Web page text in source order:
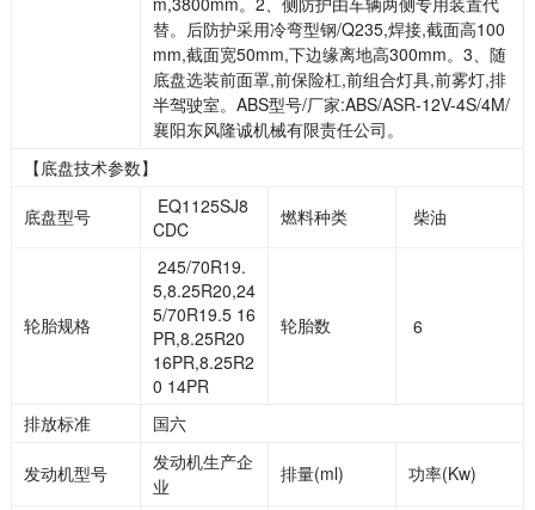
替。后防护采用冷弯型钢/Q235,焊接,截面高100
mm,截面宽50mm,下边缘离地高300mm。3、随
底盘选装前面罩,前保险杠,前组合灯具,前雾灯,排
半驾驶室。ABS型号/厂家:ABS/ASR-12V-4S/4M/
襄阳东风隆诚机械有限责任公司。
【底盘技术参数】
底盘型号
EQ1125SJ8
CDC
燃料种类 柴油
轮胎规格
245/70R19.
5,8.25R20,24
5/70R19.5 16
PR,8.25R20
16PR,8.25R2
0 14PR
轮胎数 6
排放标准 国六
发动机型号
发动机生产企
业
排量(ml) 功率(Kw)